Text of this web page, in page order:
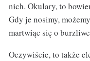
nich. Okulary, to
Gdy je nosimy,
martwiąc się o
Oczywiście, to także